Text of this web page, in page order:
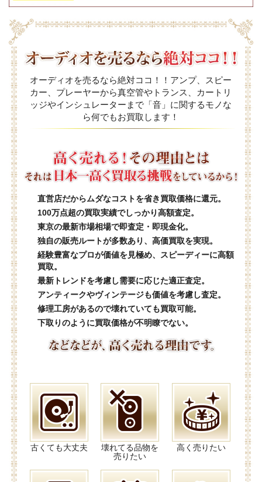
オーディオを売るなら絶対ココ！！アンプ、スピー
カー、プレーヤーから真空管やトランス、カートリ
ッジやインシュレーターまで「音」に関するモノな
ら何でもお買取します！
直営店だからムダなコストを省き買取価格に還元。
100万点超の買取実績でしっかり高額査定。
東京の最新市場相場で即査定・即現金化。
独自の販売ルートが多数あり、高価買取を実現。
経験豊富なプロが価値を見極め、スピーディーに高額
買取。
最新トレンドを考慮し需要に応じた適正査定。
アンティークやヴィンテージも価値を考慮し査定。
修理工房があるので壊れていても買取可能。
下取りのように買取価格が不明瞭でない。
古くても大丈夫
壊れてる品物を
売りたい
高く売りたい